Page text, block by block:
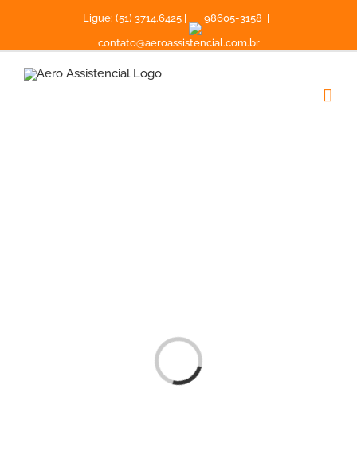
Ligue: (51) 3714.6425 | 98605-3158
contato@aeroassistencial.com.br
Loading...